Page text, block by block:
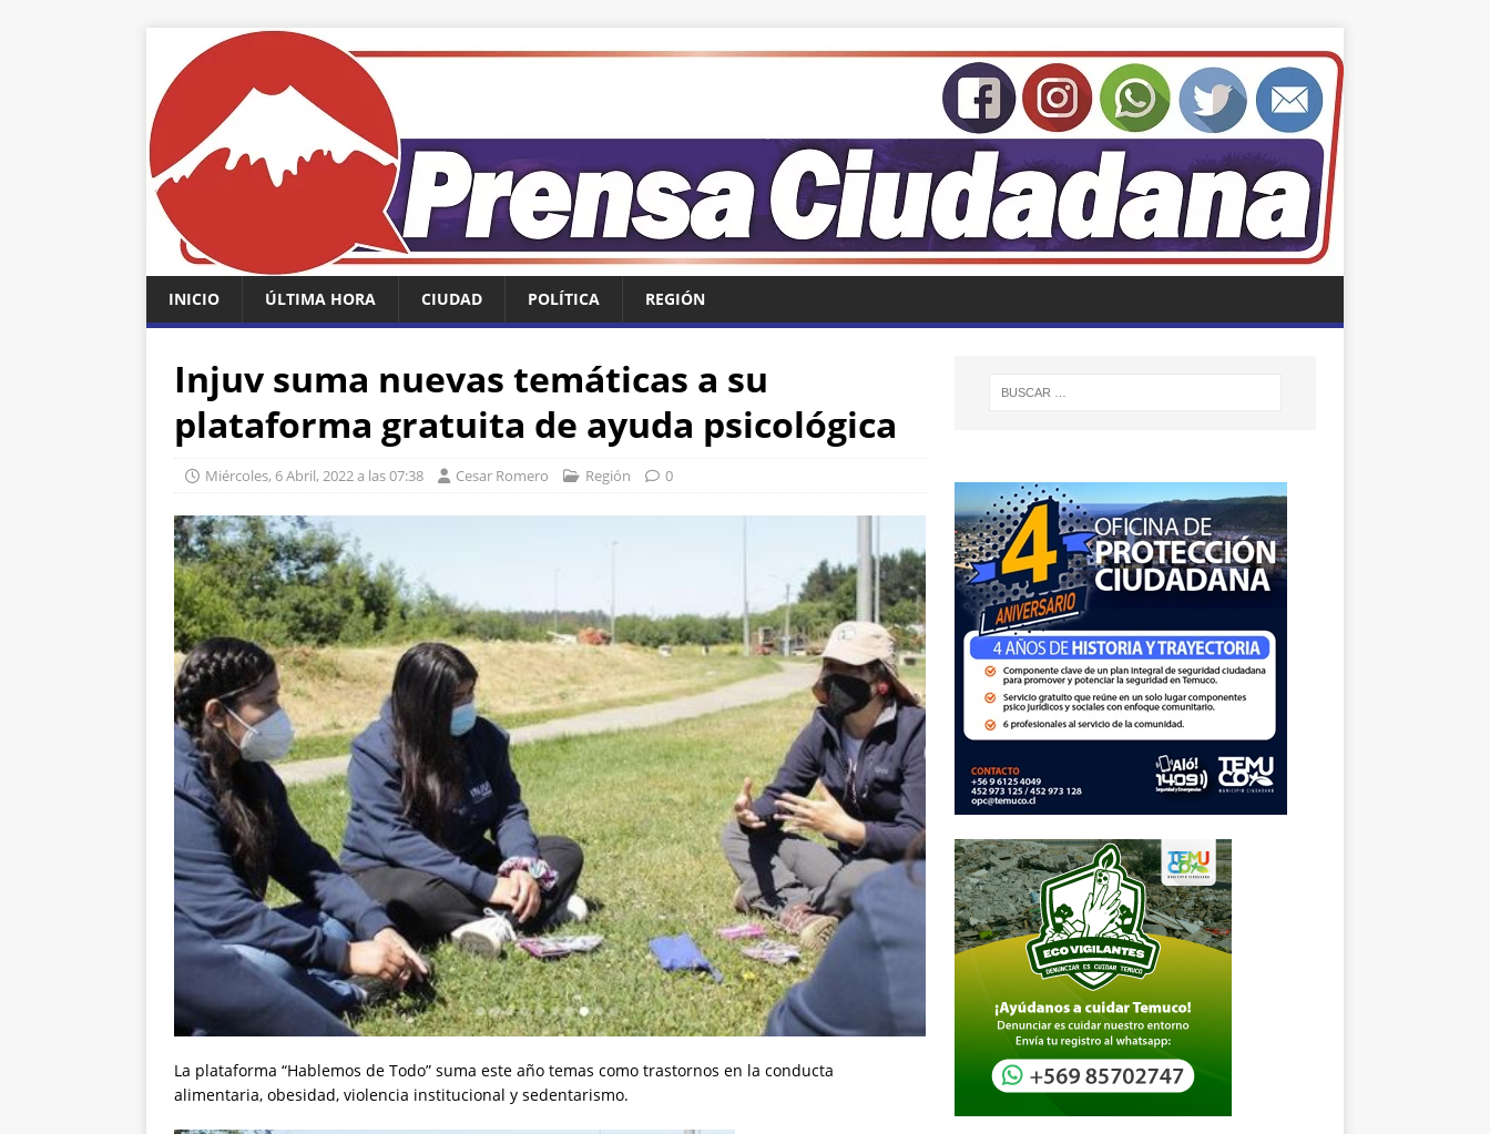
INICIO ÚLTIMA HORA CIUDAD POLÍTICA REGIÓN
Injuv suma nuevas temáticas a su
plataforma gratuita de ayuda psicológica
Miércoles, 6 Abril, 2022 a las 07:38 Cesar Romero Región 0
La plataforma “Hablemos de Todo” suma este año temas como trastornos en la conducta
alimentaria, obesidad, violencia institucional y sedentarismo.